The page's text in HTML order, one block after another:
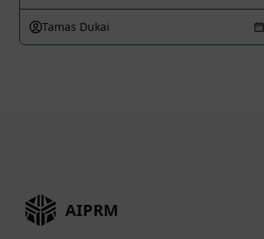
Tamas Dukai
AIPRM